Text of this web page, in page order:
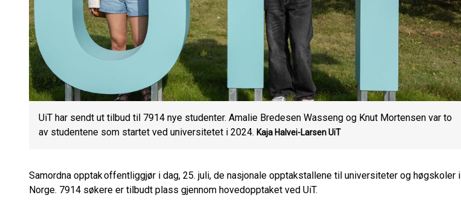
UiT har sendt ut tilbud til 7914 nye studenter. Amalie Bredesen Wasseng og Knut Mortensen var to
av studentene som startet ved universitetet i 2024. Kaja Halvei-LarsenUiT
Samordna opptak offentliggjør i dag, 25. juli, de nasjonale opptakstallene til universiteter og høgskoler i
Norge. 7914 søkere er tilbudt plass gjennom hovedopptaket ved UiT.